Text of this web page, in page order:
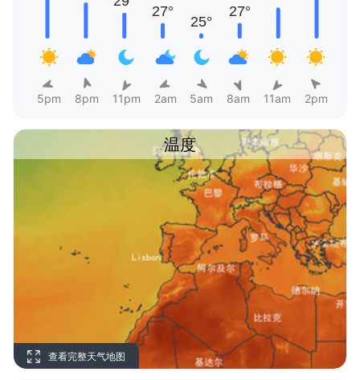
5pm 8pm 11pm 2am 5am 8am 11am 2pm
温度
查看完整天气地图